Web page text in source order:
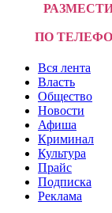
ПО
Вся лента
Власть
Общество
Новости
Афиша
Криминал
Культура
Прайс
Подписка
Реклама